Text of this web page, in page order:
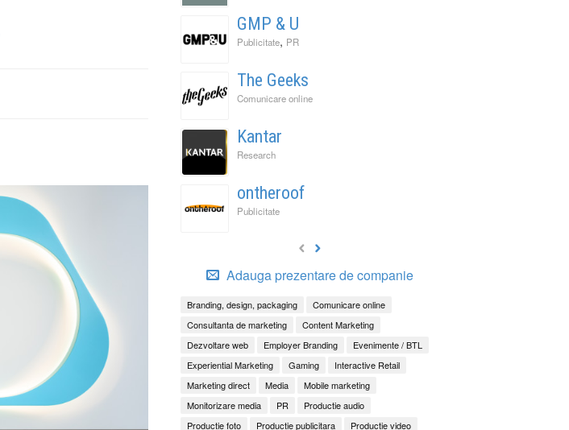
GMP & U
Publicitate, PR
The Geeks
Comunicare online
Kantar
Research
ontheroof
Publicitate
Adauga prezentare de companie
Branding, design, packaging
Comunicare online
Consultanta de marketing
Content Marketing
Dezvoltare web
Employer Branding
Evenimente / BTL
Experiential Marketing
Gaming
Interactive Retail
Marketing direct
Media
Mobile marketing
Monitorizare media
PR
Productie audio
Productie foto
Productie publicitara
Productie video